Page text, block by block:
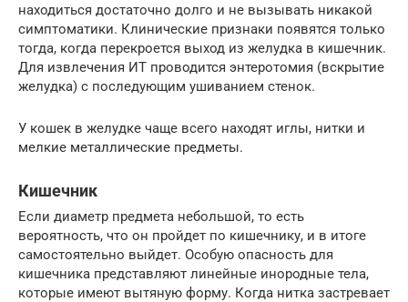
находиться достаточно долго и не вызывать никакой
симптоматики. Клинические признаки появятся только
тогда, когда перекроется выход из желудка в кишечник.
Для извлечения ИТ проводится энтеротомия (вскрытие
желудка) с последующим ушиванием стенок.
У кошек в желудке чаще всего находят иглы, нитки и
мелкие металлические предметы.
Кишечник
Если диаметр предмета небольшой, то есть
вероятность, что он пройдет по кишечнику, и в итоге
самостоятельно выйдет. Особую опасность для
кишечника представляют линейные инородные тела,
которые имеют вытяную форму. Когда нитка застревает